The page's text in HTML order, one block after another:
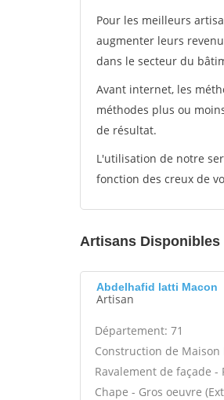
Pour les meilleurs
augmenter leurs
dans le secteur du
Avant internet, les
méthodes plus ou
de résultat.
L'utilisation de notre
fonction des creux de
Artisans Disponibles
Abdelhafid latti Macon
Artisan
Département: 71
Construction de
Ravalement de façade
Chape - Gros oeuvre